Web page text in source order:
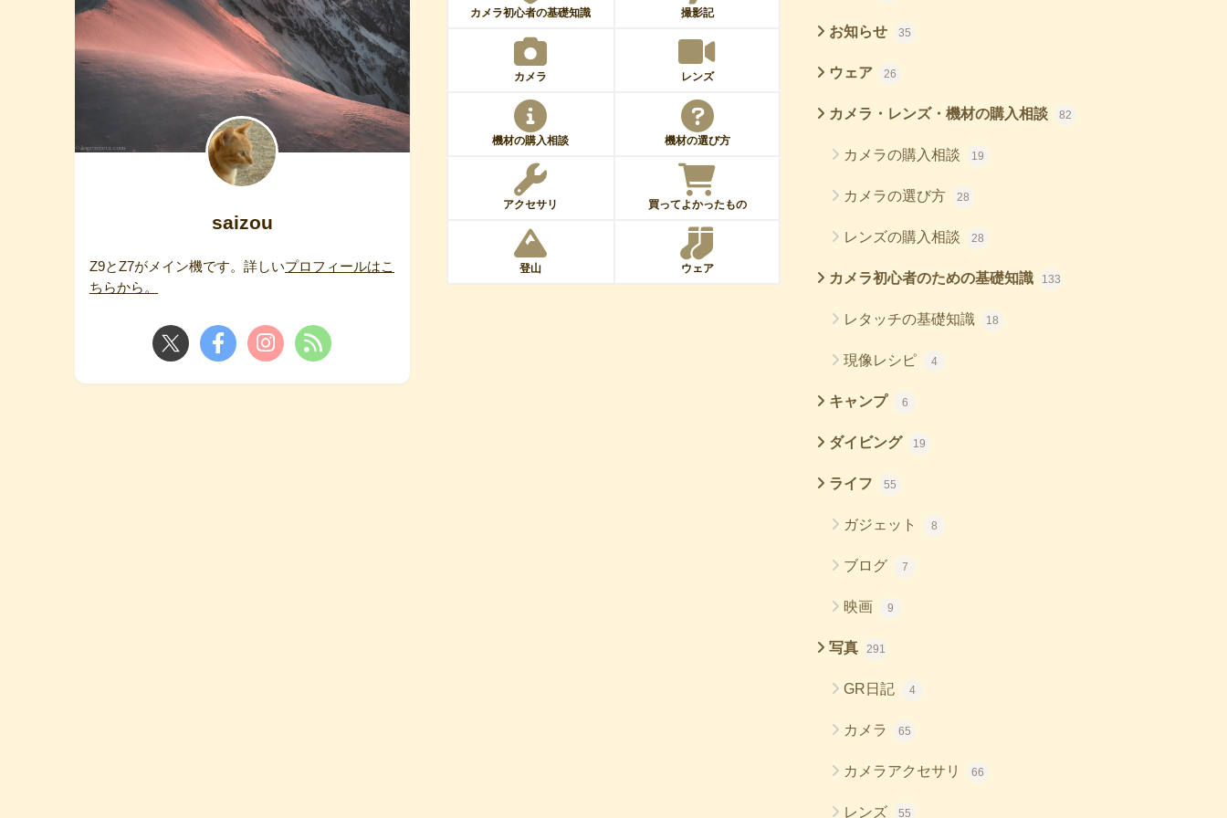
saizou
Z9とZ7がメイン機です。詳しいプロフィールはこ
ちらから。
カメラ初心者の基礎知識 撮影記
カメラ レンズ
機材の購入相談 機材の選び方
アクセサリ 買ってよかったもの
登山 ウェア
お知らせ 35
ウェア 26
カメラ・レンズ・機材の購入相談 82
カメラの購入相談 19
カメラの選び方 28
レンズの購入相談 28
カメラ初心者のための基礎知識 133
レタッチの基礎知識 18
現像レシピ 4
キャンプ 6
ダイビング 19
ライフ 55
ガジェット 8
ブログ 7
映画 9
写真 291
GR日記 4
カメラ 65
カメラアクセサリ 66
レンズ 55